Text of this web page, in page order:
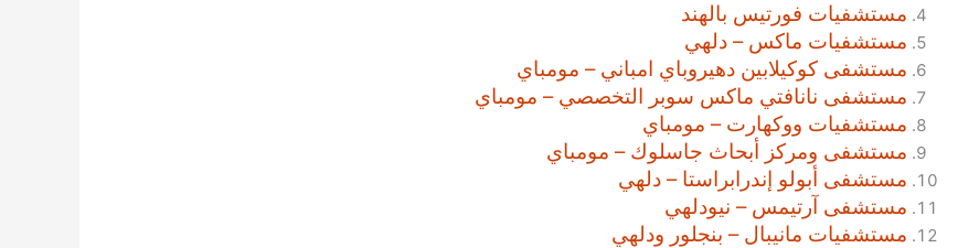
مستشفيات فورتيس بالهند
مستشفيات ماكس – دلهي
مستشفى كوكيلابين دهيروباي امباني – مومباي
مستشفى نانافتي ماكس سوبر التخصصي – مومباي
مستشفيات ووكهارت – مومباي
مستشفى ومركز أبحاث جاسلوك – مومباي
مستشفى أبولو إندرابراستا – دلهي
مستشفى آرتيمس – نيودلهي
مستشفيات مانيبال – بنجلور ودلهي